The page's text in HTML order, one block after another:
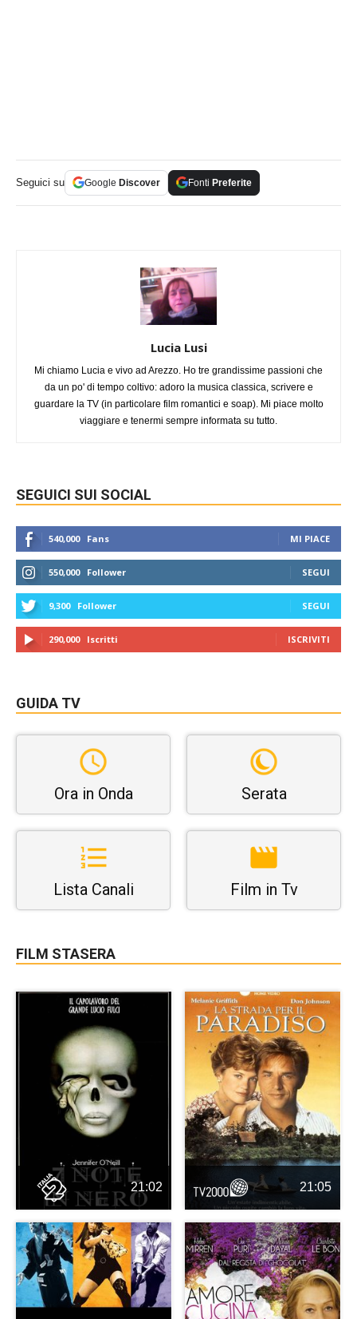
Seguici su Google Discover Fonti Preferite
Lucia Lusi
Mi chiamo Lucia e vivo ad Arezzo. Ho tre grandissime passioni che
da un po' di tempo coltivo: adoro la musica classica, scrivere e
guardare la TV (in particolare film romantici e soap). Mi piace molto
viaggiare e tenermi sempre informata su tutto.
SEGUICI SUI SOCIAL
540,000 Fans MI PIACE
550,000 Follower SEGUI
9,300 Follower SEGUI
290,000 Iscritti ISCRIVITI
GUIDA TV
Ora in Onda Serata
Lista Canali Film in Tv
FILM STASERA
21:02 21:05